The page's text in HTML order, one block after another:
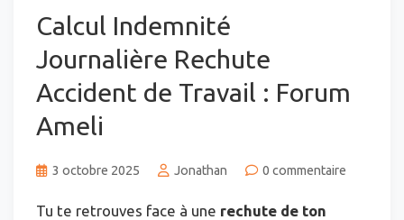
Calcul Indemnité
Journalière Rechute
Accident de Travail : Forum
Ameli
3 octobre 2025 Jonathan 0 commentaire
Tu te retrouves face à une rechute de ton